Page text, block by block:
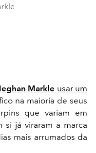
Markle usar um
na maioria de seus
que variam em
si já viraram a marca
mais arrumados da